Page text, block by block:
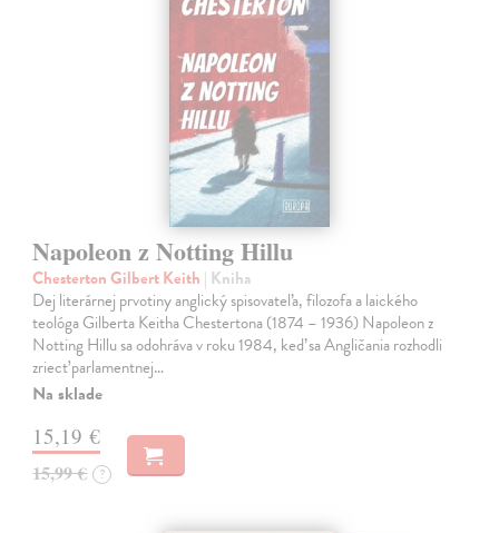
Napoleon z Notting Hillu
Chesterton Gilbert Keith | Kniha
Dej literárnej prvotiny anglický spisovateľa, filozofa a laického
teológa Gilberta Keitha Chestertona (1874 – 1936) Napoleon z
Notting Hillu sa odohráva v roku 1984, keď sa Angličania rozhodli
zriecť parlamentnej…
Na sklade
15,19 €
15,99 € ?